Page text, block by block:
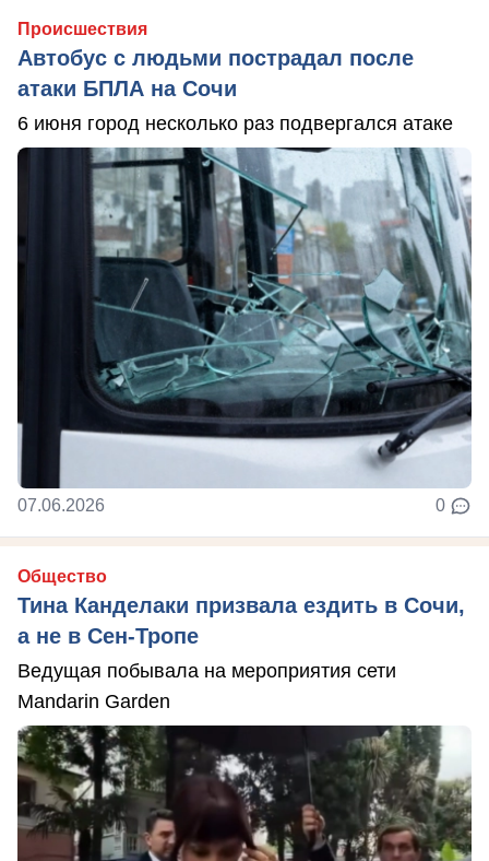
Происшествия
Автобус с людьми пострадал после
атаки БПЛА на Сочи
6 июня город несколько раз подвергался атаке
07.06.2026 0
Общество
Тина Канделаки призвала ездить в Сочи,
а не в Сен-Тропе
Ведущая побывала на мероприятия сети
Mandarin Garden